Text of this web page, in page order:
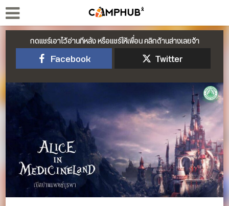
กดแชร์เอาไว้อ่านทีหลัง หรือแชร์ให้เพื่อน คลิกด้านล่างเลยจ้า
Facebook Twitter